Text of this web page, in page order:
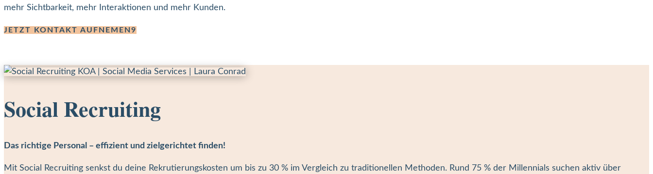
mehr Sichtbarkeit, mehr Interaktionen und mehr Kunden.
JETZT KONTAKT AUFNEMEN
Social Recruiting
Das richtige Personal – effizient und zielgerichtet finden!
Mit Social Recruiting senkst du deine Rekrutierungskosten um bis zu 30 % im Vergleich zu traditionellen Methoden. Rund 75 % der Millennials suchen aktiv über